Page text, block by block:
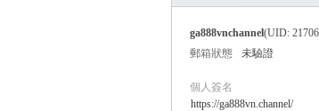
ga888vnchannel(UID:
郵箱狀態
未驗證
個人簽名
https://ga888vn.channel/